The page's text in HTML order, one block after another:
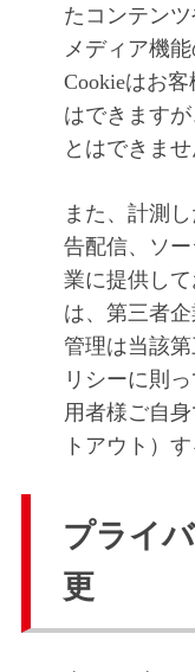
たコンテン
メディア機
Cookieはお
はできます
とはできませ
また、計測
告配信、ソ
業に提供し
は、第三者企
管理は当該
リシーに則
用者様ご自
トアウト）
プライ
更